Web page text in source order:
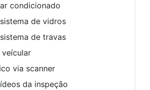
condicionado
de vidros
de travas
via scanner
da inspeção